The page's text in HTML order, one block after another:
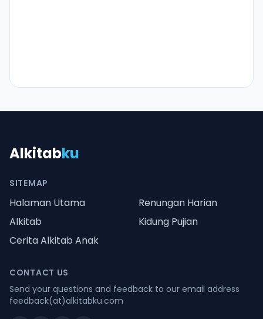
Alkitabku
SITEMAP
Halaman Utama
Renungan Harian
Alkitab
Kidung Pujian
Cerita Alkitab Anak
CONTACT US
Send your questions and feedback to our email address
feedback(at)alkitabku.com